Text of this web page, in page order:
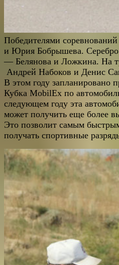
Победителями
и Юрия Бобрышева. Серебро
— Белянова и Ложкина. На
Андрей Набоков и Денис
В этом году запланировано
Кубка MobilEx по
следующем году эта
может получить еще более
Это позволит самым
получать спортивные